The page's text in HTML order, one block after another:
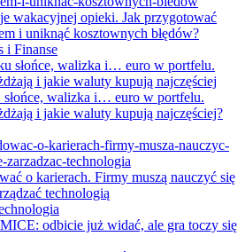
wakacyjnej opieki. Jak przygotować
i uniknąć kosztownych błędów?
i Finanse
słońce, walizka i… euro w portfelu.
i jakie waluty kupują najczęściej?
o karierach. Firmy muszą nauczyć się
technologią